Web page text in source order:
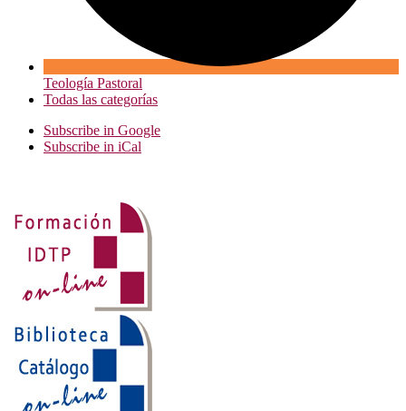
Teología Pastoral
Todas las categorías
Subscribe in Google
Subscribe in iCal